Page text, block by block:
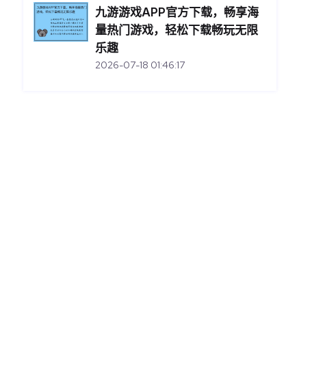
九游游戏APP官方下载，畅享海
量热门游戏，轻松下载畅玩无限
乐趣
2026-07-18 01:46:17